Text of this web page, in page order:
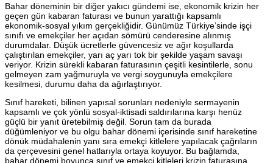
Bahar döneminin bir diğer yakıcı gündemi ise, ekonomik krizin her
geçen gün kabaran faturası ve bunun yarattığı kapsamlı
ekonomik-sosyal yıkım gerçekliğidir. Günümüz Türkiye’sinde işçi
sınıfı ve emekçiler her açıdan sömürü cenderesine alınmış
durumdalar. Düşük ücretlerle güvencesiz ve ağır koşullarda
çalıştırılan emekçiler, yarı aç yarı tok bir şekilde yaşam savaşı
veriyor. Krizin sürekli kabaran faturasının çeşitli kesintilerle, sonu
gelmeyen zam yağmuruyla ve vergi soygunuyla emekçilere
kesilmesi, durumu daha da ağırlaştırıyor.
Sınıf hareketi, bilinen yapısal sorunları nedeniyle sermayenin
kapsamlı ve çok yönlü sosyal-iktisadi saldırılarına karşı henüz
güçlü bir yanıt üretebilmiş değil. Sorun tam da burada
düğümleniyor ve bu olgu bahar dönemi içerisinde sınıf hareketine
dönük müdahalenin yanı sıra emekçi kitlelere yapılacak çağrıların
da çerçevesini genel hatlarıyla ortaya koyuyor. Bu bağlamda,
bahar dönemi boyunca sınıf ve emekçi kitleleri krizin faturasına,